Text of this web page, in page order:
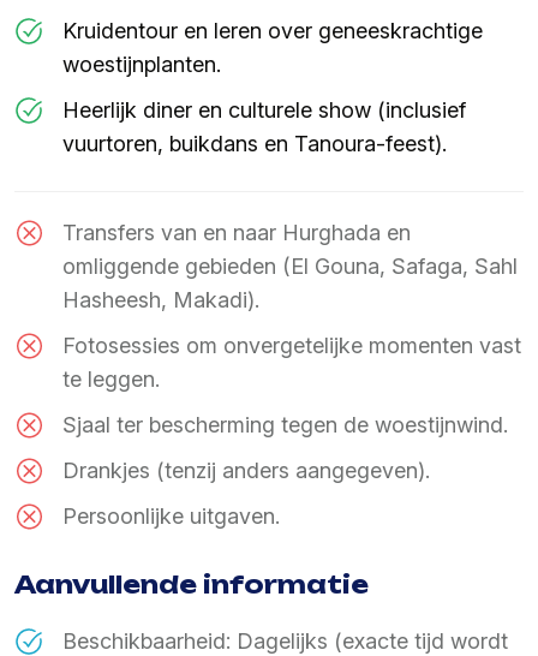
Kruidentour en leren over geneeskrachtige
woestijnplanten.
Heerlijk diner en culturele show (inclusief
vuurtoren, buikdans en Tanoura-feest).
Transfers van en naar Hurghada en
omliggende gebieden (El Gouna, Safaga, Sahl
Hasheesh, Makadi).
Fotosessies om onvergetelijke momenten vast
te leggen.
Sjaal ter bescherming tegen de woestijnwind.
Drankjes (tenzij anders aangegeven).
Persoonlijke uitgaven.
Aanvullende informatie
Beschikbaarheid: Dagelijks (exacte tijd wordt